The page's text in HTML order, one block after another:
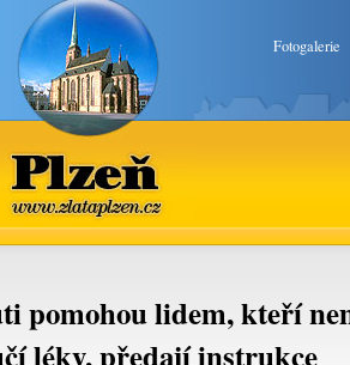
Fotogalerie
Plzeň
www.zlataplzen.cz
pomohou lidem, kteří
léky, předají instrukce